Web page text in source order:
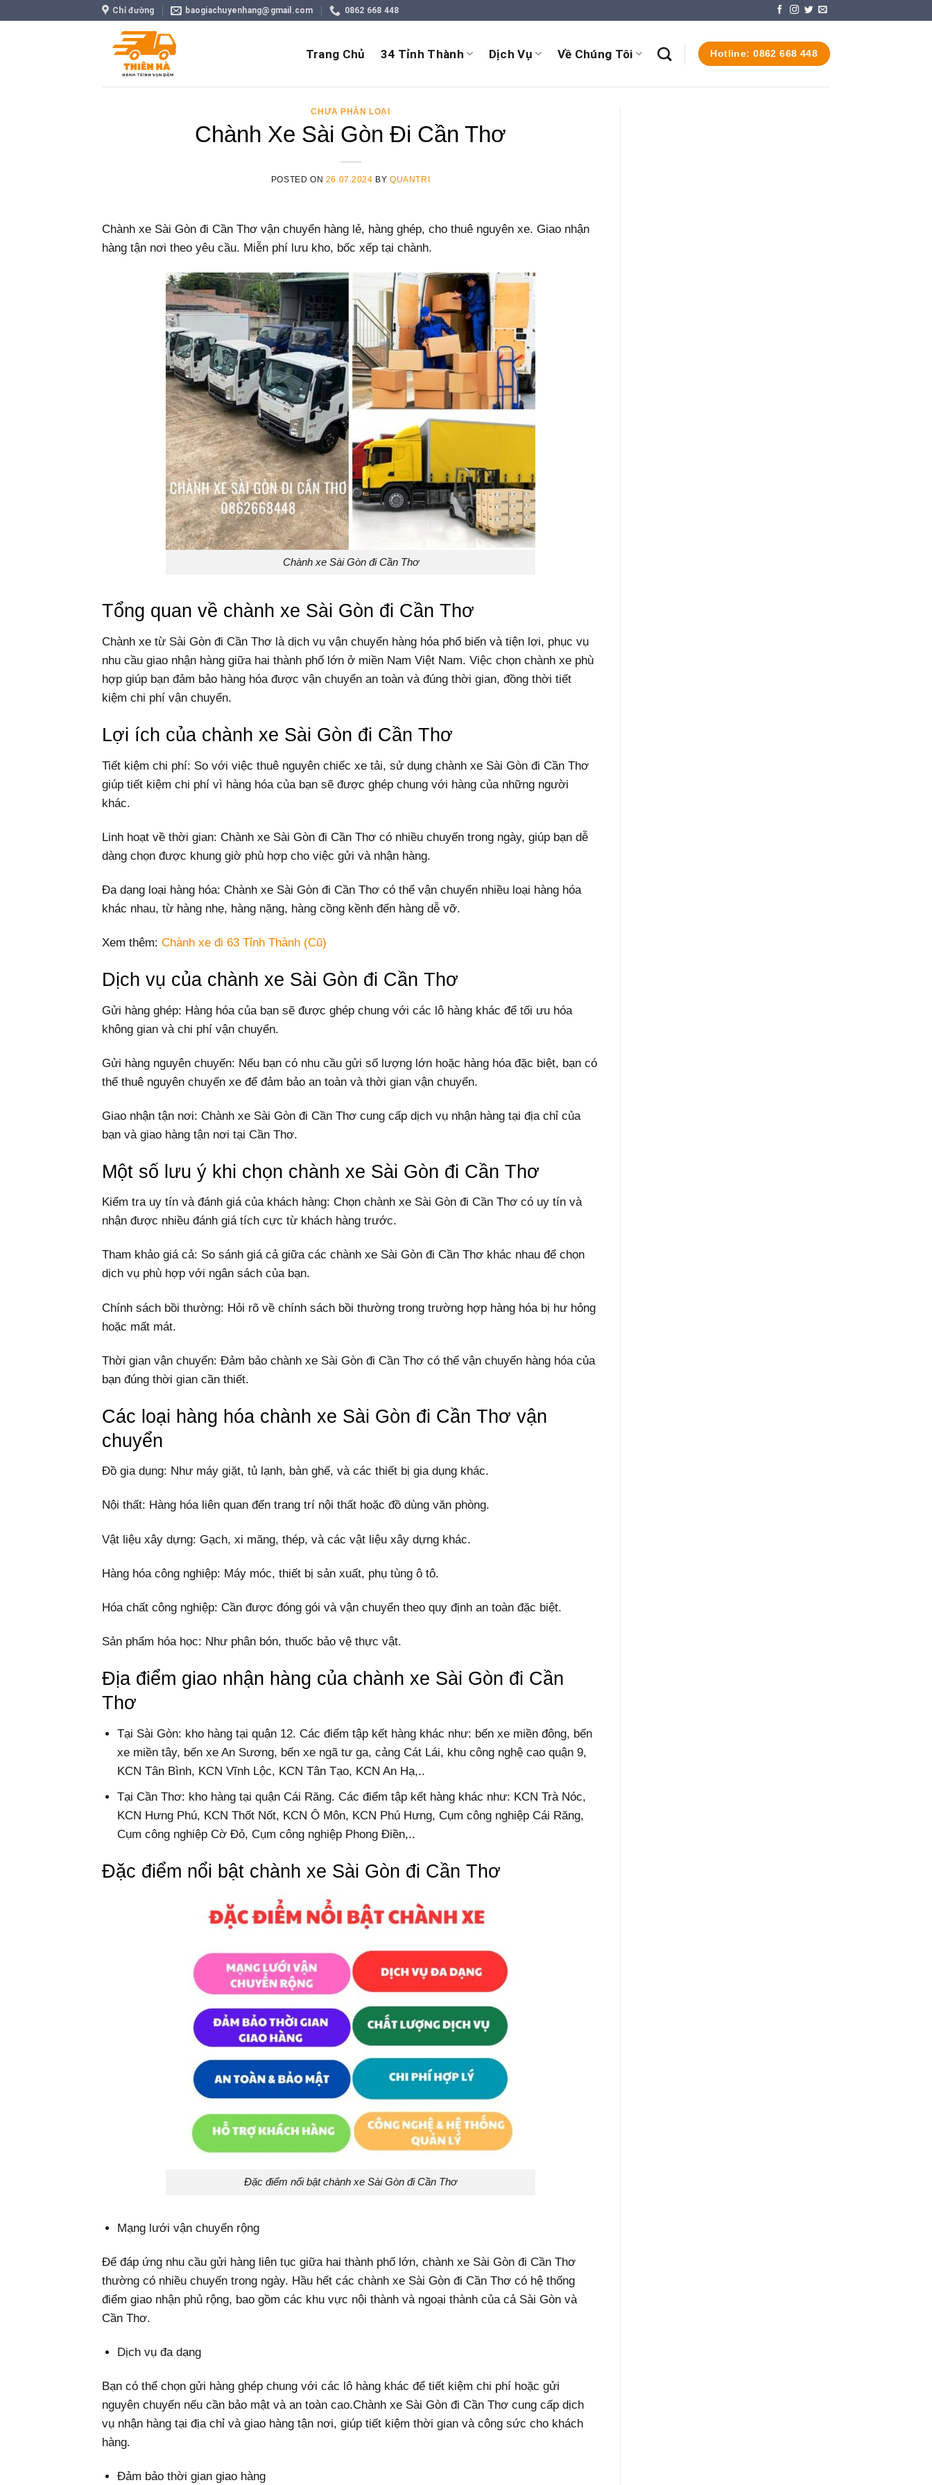
Chỉ đường baogiachuyenhang@gmail.com 0862 668 448
Trang Chủ 34 Tỉnh Thành Dịch Vụ Về Chúng Tôi Hotline: 0862 668 448
CHƯA PHÂN LOẠI
Chành Xe Sài Gòn Đi Cần Thơ
POSTED ON 26.07.2024 BYQUANTRI
Chành xe Sài Gòn đi Cần Thơ vận chuyển hàng lẻ, hàng ghép, cho thuê nguyên xe. Giao nhận
hàng tận nơi theo yêu cầu. Miễn phí lưu kho, bốc xếp tại chành.
Chành xe Sài Gòn đi Cần Thơ
Tổng quan về chành xe Sài Gòn đi Cần Thơ
Chành xe từ Sài Gòn đi Cần Thơ là dịch vụ vận chuyển hàng hóa phổ biến và tiện lợi, phục vụ
nhu cầu giao nhận hàng giữa hai thành phố lớn ở miền Nam Việt Nam. Việc chọn chành xe phù
hợp giúp bạn đảm bảo hàng hóa được vận chuyển an toàn và đúng thời gian, đồng thời tiết
kiệm chi phí vận chuyển.
Lợi ích của chành xe Sài Gòn đi Cần Thơ
Tiết kiệm chi phí: So với việc thuê nguyên chiếc xe tải, sử dụng chành xe Sài Gòn đi Cần Thơ
giúp tiết kiệm chi phí vì hàng hóa của bạn sẽ được ghép chung với hàng của những người
khác.
Linh hoạt về thời gian: Chành xe Sài Gòn đi Cần Thơ có nhiều chuyến trong ngày, giúp bạn dễ
dàng chọn được khung giờ phù hợp cho việc gửi và nhận hàng.
Đa dạng loại hàng hóa: Chành xe Sài Gòn đi Cần Thơ có thể vận chuyển nhiều loại hàng hóa
khác nhau, từ hàng nhẹ, hàng nặng, hàng cồng kềnh đến hàng dễ vỡ.
Xem thêm: Chành xe đi 63 Tỉnh Thành (Cũ)
Dịch vụ của chành xe Sài Gòn đi Cần Thơ
Gửi hàng ghép: Hàng hóa của bạn sẽ được ghép chung với các lô hàng khác để tối ưu hóa
không gian và chi phí vận chuyển.
Gửi hàng nguyên chuyến: Nếu bạn có nhu cầu gửi số lượng lớn hoặc hàng hóa đặc biệt, bạn có
thể thuê nguyên chuyến xe để đảm bảo an toàn và thời gian vận chuyển.
Giao nhận tận nơi: Chành xe Sài Gòn đi Cần Thơ cung cấp dịch vụ nhận hàng tại địa chỉ của
bạn và giao hàng tận nơi tại Cần Thơ.
Một số lưu ý khi chọn chành xe Sài Gòn đi Cần Thơ
Kiểm tra uy tín và đánh giá của khách hàng: Chọn chành xe Sài Gòn đi Cần Thơ có uy tín và
nhận được nhiều đánh giá tích cực từ khách hàng trước.
Tham khảo giá cả: So sánh giá cả giữa các chành xe Sài Gòn đi Cần Thơ khác nhau để chọn
dịch vụ phù hợp với ngân sách của bạn.
Chính sách bồi thường: Hỏi rõ về chính sách bồi thường trong trường hợp hàng hóa bị hư hỏng
hoặc mất mát.
Thời gian vận chuyển: Đảm bảo chành xe Sài Gòn đi Cần Thơ có thể vận chuyển hàng hóa của
bạn đúng thời gian cần thiết.
Các loại hàng hóa chành xe Sài Gòn đi Cần Thơ vận
chuyển
Đồ gia dụng: Như máy giặt, tủ lạnh, bàn ghế, và các thiết bị gia dụng khác.
Nội thất: Hàng hóa liên quan đến trang trí nội thất hoặc đồ dùng văn phòng.
Vật liệu xây dựng: Gạch, xi măng, thép, và các vật liệu xây dựng khác.
Hàng hóa công nghiệp: Máy móc, thiết bị sản xuất, phụ tùng ô tô.
Hóa chất công nghiệp: Cần được đóng gói và vận chuyển theo quy định an toàn đặc biệt.
Sản phẩm hóa học: Như phân bón, thuốc bảo vệ thực vật.
Địa điểm giao nhận hàng của chành xe Sài Gòn đi Cần
Thơ
Tại Sài Gòn: kho hàng tại quận 12. Các điểm tập kết hàng khác như: bến xe miền đông, bến
xe miền tây, bến xe An Sương, bến xe ngã tư ga, cảng Cát Lái, khu công nghệ cao quận 9,
KCN Tân Bình, KCN Vĩnh Lộc, KCN Tân Tạo, KCN An Hạ,..
Tại Cần Thơ: kho hàng tại quận Cái Răng. Các điểm tập kết hàng khác như: KCN Trà Nóc,
KCN Hưng Phú, KCN Thốt Nốt, KCN Ô Môn, KCN Phú Hưng, Cụm công nghiệp Cái Răng,
Cụm công nghiệp Cờ Đỏ, Cụm công nghiệp Phong Điền,..
Đặc điểm nổi bật chành xe Sài Gòn đi Cần Thơ
Đặc điểm nổi bật chành xe Sài Gòn đi Cần Thơ
Mạng lưới vận chuyển rộng
Để đáp ứng nhu cầu gửi hàng liên tục giữa hai thành phố lớn, chành xe Sài Gòn đi Cần Thơ
thường có nhiều chuyến trong ngày. Hầu hết các chành xe Sài Gòn đi Cần Thơ có hệ thống
điểm giao nhận phủ rộng, bao gồm các khu vực nội thành và ngoại thành của cả Sài Gòn và
Cần Thơ.
Dịch vụ đa dạng
Bạn có thể chọn gửi hàng ghép chung với các lô hàng khác để tiết kiệm chi phí hoặc gửi
nguyên chuyến nếu cần bảo mật và an toàn cao.Chành xe Sài Gòn đi Cần Thơ cung cấp dịch
vụ nhận hàng tại địa chỉ và giao hàng tận nơi, giúp tiết kiệm thời gian và công sức cho khách
hàng.
Đảm bảo thời gian giao hàng